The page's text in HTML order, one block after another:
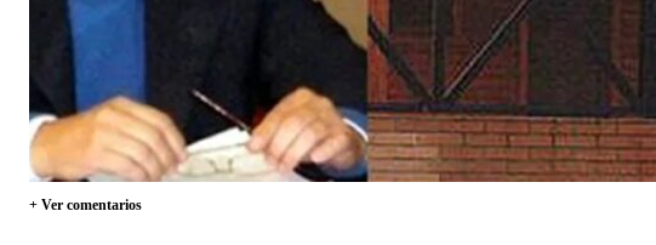
+ Ver comentarios